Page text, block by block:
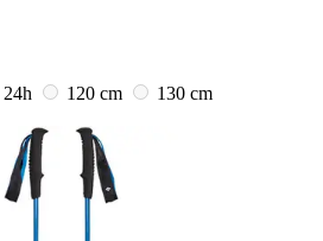
24h 120 cm
130 cm